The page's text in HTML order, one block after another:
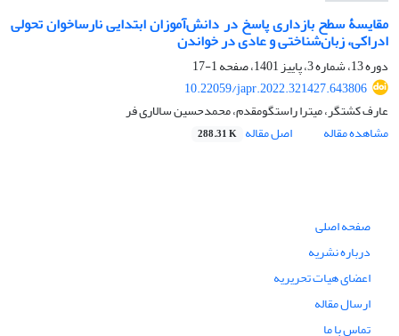
مقایسۀ سطح بازداری پاسخ در دانش‌آموزان ابتدایی نارساخوان تحولی
ادراکی، زبان‌شناختی و عادی در خواندن
دوره 13، شماره 3، پاییز 1401، صفحه
1-17
10.22059/japr.2022.321427.643806
عارف کشتگر، میترا راستگومقدم، محمدحسین سالاری فر
مشاهده مقاله
اصل مقاله 288.31 K
صفحه اصلی
درباره نشریه
اعضای هیات تحریریه
ارسال مقاله
تماس با ما